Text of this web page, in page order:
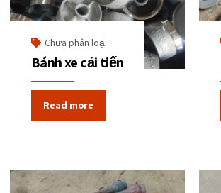
Chưa phân loại
Bánh xe cải tiến
Read more